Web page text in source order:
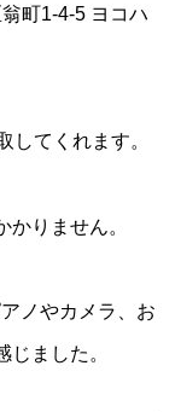
町1-4-5 ヨコハ
してくれます。
りません。
ノやカメラ、お
ました。